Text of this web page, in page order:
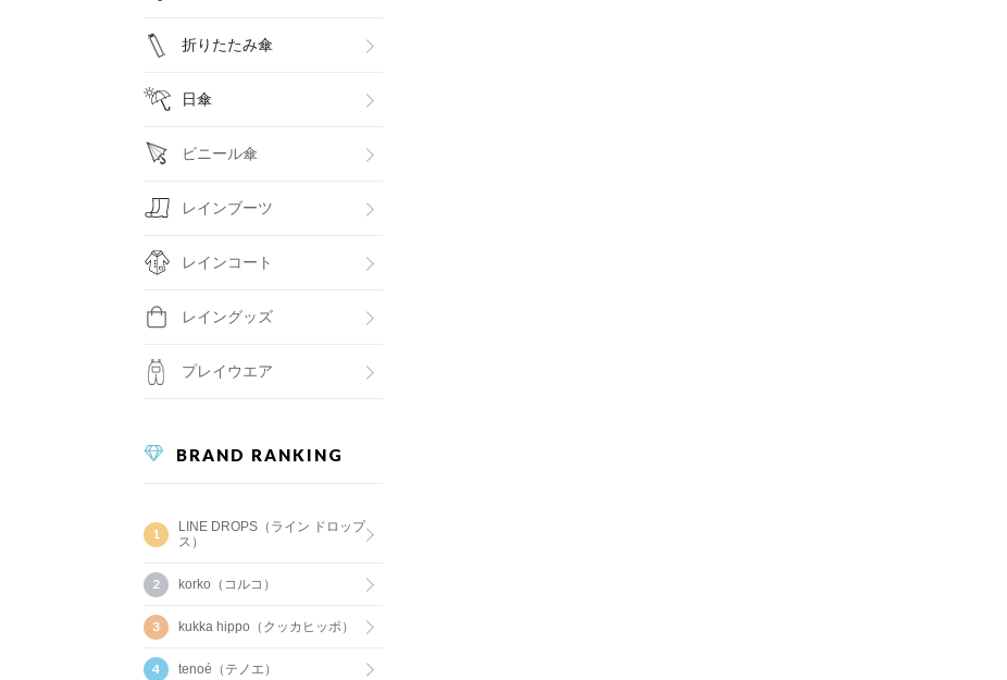
折りたたみ傘
日傘
ビニール傘
レインブーツ
レインコート
レイングッズ
プレイウエア
BRAND RANKING
LINE DROPS（ライン ドロップ
ス）
korko（コルコ）
kukka hippo（クッカヒッポ）
tenoé（テノエ）